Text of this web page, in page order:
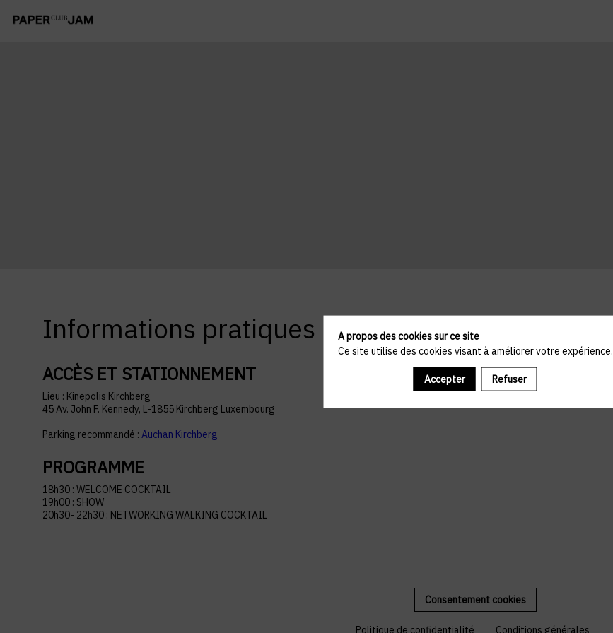
Informations pratiques
ACCÈS ET STATIONNEMENT
Lieu : Kinepolis Kirchberg
45 Av. John F. Kennedy, L-1855 Kirchberg Luxembourg
Parking recommandé : Auchan Kirchberg
PROGRAMME
18h30 : WELCOME COCKTAIL
19h00 : SHOW
20h30- 22h30 : NETWORKING WALKING COCKTAIL
Consentement cookies
Politique de confidentialité Conditions générales
A propos des cookies sur ce site
Ce site utilise des cookies visant à améliorer votre expérience.
Accepter Refuser